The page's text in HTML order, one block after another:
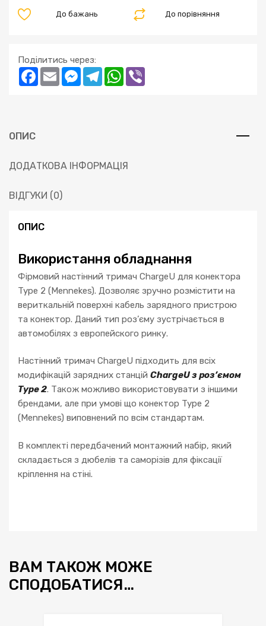
До порівняння
До бажань
Поділитись через:
Facebook
Email Messenger
TelegramWhatsApp
ОПИС
ДОДАТКОВА ІНФОРМАЦІЯ
ВІДГУКИ (0)
ОПИС
Використання обладнання
Фірмовий настінний тримач ChargeU для конектора
Type 2 (Mennekes). Дозволяє зручно розмістити на
вериткальній поверхні кабель зарядного пристрою
та конектор. Даний тип роз’єму зустрічається в
автомобілях з европейского ринку.
Настінний тримач ChargeU підходить для всіх
модифікацій зарядних станцій ChargeU з роз’ємом
Type 2. Також можливо використовувати з іншими
брендами, але при умові що конектор Type 2
(Mennekes) виповнений по всім стандартам.
В комплекті передбачений монтажний набір, який
складається з дюбелів та саморізів для фіксації
кріплення на стіні.
ВАМ ТАКОЖ МОЖЕ
СПОДОБАТИСЯ…